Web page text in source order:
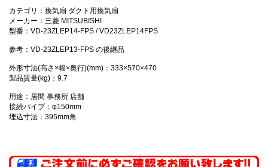
カテゴリ：換気扇 ダクト用換気扇
メーカー：三菱 MITSUBISHI
型番：VD-23ZLEP14-FPS / VD23ZLEP14FPS
参考：VD-23ZLEP13-FPS の後継品
外形寸法(高さ×幅×奥行)(mm)：333×570×470
製品質量(kg)：9.7
用途：居間 事務所 店舗
接続パイプ：φ150mm
埋込寸法：395mm角